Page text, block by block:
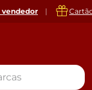
vendedor |